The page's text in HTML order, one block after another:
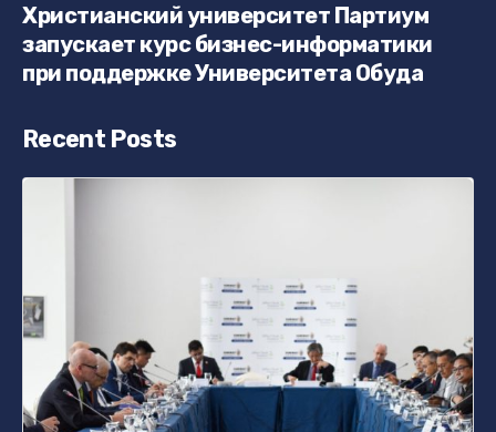
Христианский университет Партиум
запускает курс бизнес-информатики
при поддержке Университета Обуда
Recent Posts